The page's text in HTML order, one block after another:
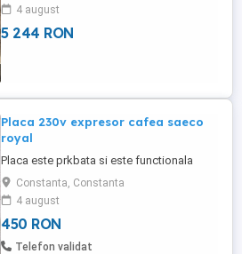
1.Espresso 2.Cafea lungă 3.Cafea cu lapte
4.Cappuccino 5.Cappucciok 6.Caffe
4 august
5 244 RON
Placa 230v expresor cafea saeco
royal
Placa este prkbata si este functionala
Constanta, Constanta
4 august
450 RON
Telefon validat